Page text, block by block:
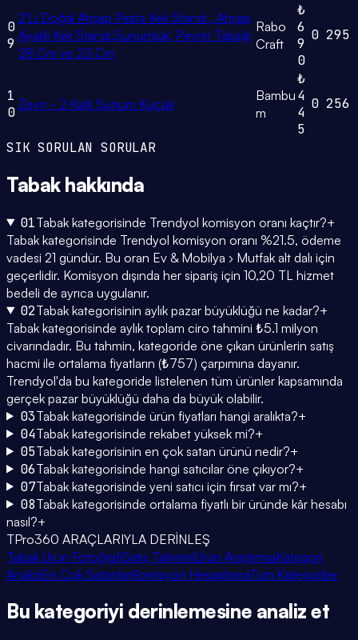
0
9
2'Li Doğal Ahşap Pasta Kek Standı , Ahşap
Ayaklı Kek Standı,Sunumluk, Peynir Tabağı
28 Cm ve 23 Cm
Rabo
Craft
₺
6
9
0
0 295
1
0 Zeyn - 2 Katlı Sunum Küçük
Bambu
m
₺
4
4
5
0 256
SIK SORULAN SORULAR
Tabakhakkında
01Tabak kategorisinde Trendyol komisyon oranı kaçtır?+
Tabak kategorisinde Trendyol komisyon oranı %21.5, ödeme
vadesi 21 gündür. Bu oran Ev & Mobilya › Mutfak alt dalı için
geçerlidir. Komisyon dışında her sipariş için 10,20 TL hizmet
bedeli de ayrıca uygulanır.
02Tabak kategorisinin aylık pazar büyüklüğü ne kadar?+
Tabak kategorisinde aylık toplam ciro tahmini ₺5.1 milyon
civarındadır. Bu tahmin, kategoride öne çıkan ürünlerin satış
hacmi ile ortalama fiyatların (₺757) çarpımına dayanır.
Trendyol'da bu kategoride listelenen tüm ürünler kapsamında
gerçek pazar büyüklüğü daha da büyük olabilir.
03Tabak kategorisinde ürün fiyatları hangi aralıkta?+
04Tabak kategorisinde rekabet yüksek mi?+
05Tabak kategorisinin en çok satan ürünü nedir?+
06Tabak kategorisinde hangi satıcılar öne çıkıyor?+
07Tabak kategorisinde yeni satıcı için fırsat var mı?+
08Tabak kategorisinde ortalama fiyatlı bir üründe kâr hesabı
nasıl?+
TPro360 ARAÇLARIYLA DERİNLEŞ
Tabak Ürün FotoğrafıSatış TahminiÜrün AraştırmaKategori
AnaliziEn Çok SatanlarKomisyon HesaplamaTüm Kategoriler
Bu kategoriyi derinlemesine analiz et